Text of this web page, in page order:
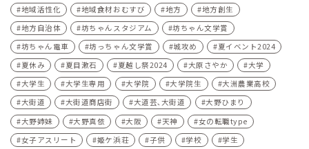
地域活性化
地域食材おむすび 地方
地方創生
地方自治体
坊ちゃんスタジアム
坊ちゃん文学賞
坊ちゃん電車
坊っちゃん文学賞 城攻め
夏イベント2024
夏休み
夏目漱石 夏越し祭2024 大原さやか
大学
大学生
大学生専用 大学院 大学院生
大洲農業高校
大街道
大街道商店街 大道芸､大街道
大野ひまり
大野姉妹
大野真依 大阪 天神
女の転職type
女子アスリート
姫ケ浜荘 子供 学校
学生